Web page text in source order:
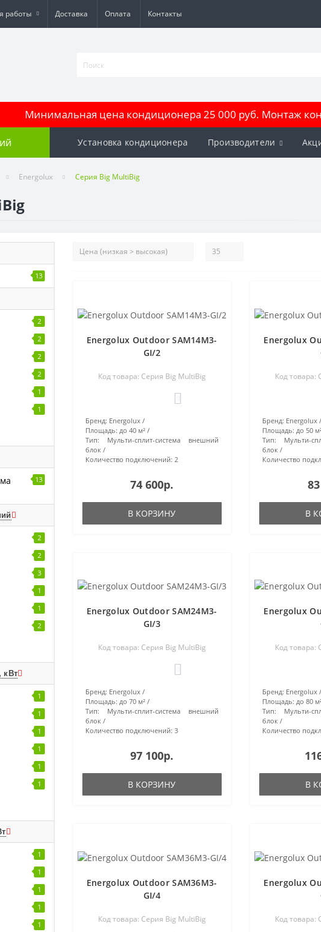
работы Доставка Оплата Контакты
Минимальная цена кондиционера 25 000 руб. Монтаж
Установка кондиционера Производители
Energolux Серия Big MultiBig
13
2
2
2
2
1
1
13
2
2
3
1
1
2
кВт
1
1
1
1
1
1
1
1
1
1
1
Energolux Outdoor SAM14M3-
GI/2
Код товара: Серия Big MultiBig
Бренд: Energolux
Площадь: до 40 м²
Тип:
Мульти-сплит-система внешний
блок
Количество подключений: 2
74 600р.
В КОРЗИНУ
Energolux
Код товара:
Бренд: Energolux
Площадь: до 50
Тип:
Мульти-
блок
Количество
В
Energolux Outdoor SAM24M3-
GI/3
Код товара: Серия Big MultiBig
Бренд: Energolux
Площадь: до 70 м²
Тип:
Мульти-сплит-система внешний
блок
Количество подключений: 3
97 100р.
В КОРЗИНУ
Energolux
Код товара:
Бренд: Energolux
Площадь: до 80
Тип:
Мульти-
блок
Количество
В
Energolux Outdoor SAM36M3-
GI/4
Код товара: Серия Big MultiBig
Energolux
Код товара: